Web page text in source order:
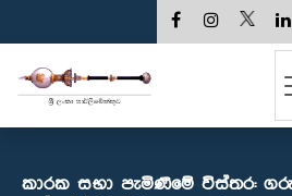
කාරක සභා පැමිණීමේ විස්තර: